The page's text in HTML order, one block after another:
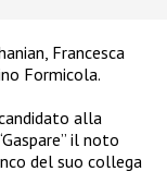
Francesca
Formicola.
alla
il noto
del suo collega